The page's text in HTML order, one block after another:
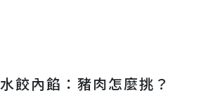
水餃內餡：豬肉怎麼挑？